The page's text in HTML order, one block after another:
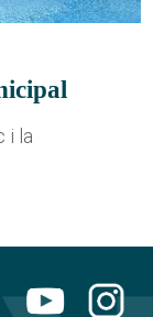
i la